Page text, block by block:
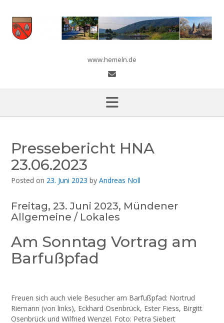
content
www.hemeln.de
Pressebericht HNA
23.06.2023
Posted on 23. Juni 2023 by Andreas Noll
Freitag, 23. Juni 2023, Mündener
Allgemeine / Lokales
Am Sonntag Vortrag am
Barfußpfad
Freuen sich auch viele Besucher am Barfußpfad: Nortrud
Riemann (von links), Eckhard Osenbrück, Ester Fiess, Birgitt
Osenbrück und Wilfried Wenzel. Foto: Petra Siebert